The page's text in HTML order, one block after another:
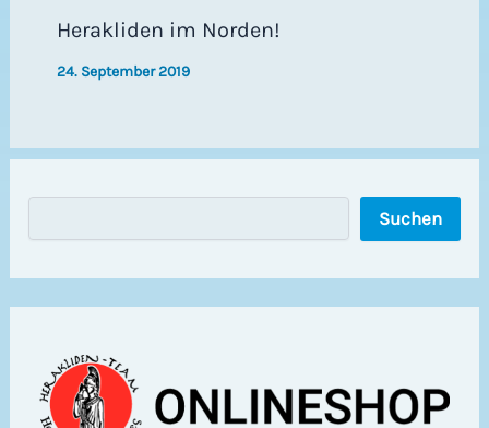
Herakliden im Norden!
24. September 2019
Suchen